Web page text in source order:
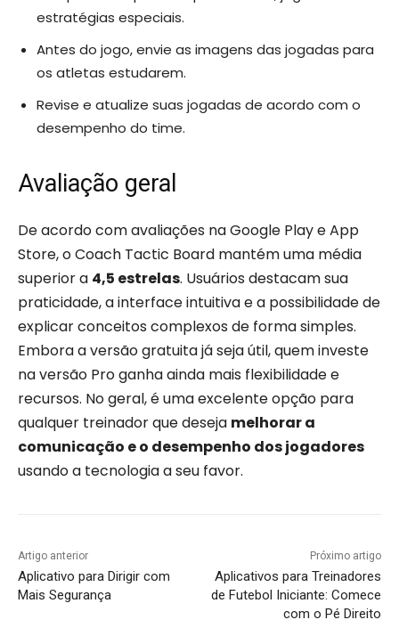
estratégias especiais.
Antes do jogo, envie as imagens das jogadas para
os atletas estudarem.
Revise e atualize suas jogadas de acordo com o
desempenho do time.
Avaliação geral
De acordo com avaliações na Google Play e App
Store, o Coach Tactic Board mantém uma média
superior a 4,5 estrelas. Usuários destacam sua
praticidade, a interface intuitiva e a possibilidade de
explicar conceitos complexos de forma simples.
Embora a versão gratuita já seja útil, quem investe
na versão Pro ganha ainda mais flexibilidade e
recursos. No geral, é uma excelente opção para
qualquer treinador que deseja melhorar a
comunicação e o desempenho dos jogadores
usando a tecnologia a seu favor.
Artigo anterior
Aplicativo para Dirigir com
Mais Segurança
Próximo artigo
Aplicativos para Treinadores
de Futebol Iniciante: Comece
com o Pé Direito